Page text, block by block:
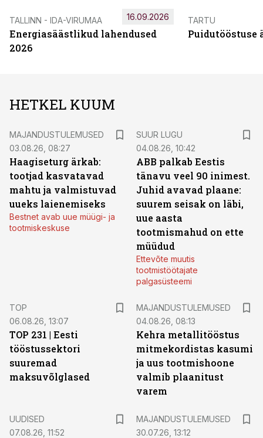
TALLINN - IDA-VIRUMAA
Energiasäästlikud lahendused
2026
16.09.2026 TARTU
Puidutööstuse
HETKEL KUUM
MAJANDUSTULEMUSED
03.08.26, 08:27
Haagiseturg ärkab:
tootjad kasvatavad
mahtu ja valmistuvad
uueks laienemiseks
Bestnet avab uue müügi- ja
tootmiskeskuse
SUUR LUGU
04.08.26, 10:42
ABB palkab Eestis
tänavu veel 90 inimest.
Juhid avavad plaane:
suurem seisak on läbi,
uue aasta
tootmismahud on ette
müüdud
Ettevõte muutis
tootmistöötajate
palgasüsteemi
TOP
06.08.26, 13:07
TOP 231 | Eesti
tööstussektori
suuremad
maksuvõlglased
MAJANDUSTULEMUSED
04.08.26, 08:13
Kehra metallitööstus
mitmekordistas kasumi
ja uus tootmishoone
valmib plaanitust
varem
UUDISED
07.08.26, 11:52
MAJANDUSTULEMUSED
30.07.26, 13:12